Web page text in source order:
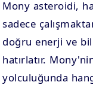
Mony asteroidi,
sadece
doğru enerji ve
hatırlatır.
yolculuğunda